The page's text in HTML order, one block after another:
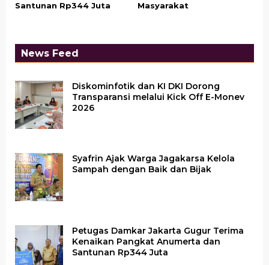
Santunan Rp344 Juta
Masyarakat
News Feed
Diskominfotik dan KI DKI Dorong
Transparansi melalui Kick Off E-Monev
2026
Syafrin Ajak Warga Jagakarsa Kelola
Sampah dengan Baik dan Bijak
Petugas Damkar Jakarta Gugur Terima
Kenaikan Pangkat Anumerta dan
Santunan Rp344 Juta